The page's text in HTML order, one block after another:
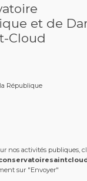
et de
Cloud
République
nos activités publiques,
sur "Envoyer"